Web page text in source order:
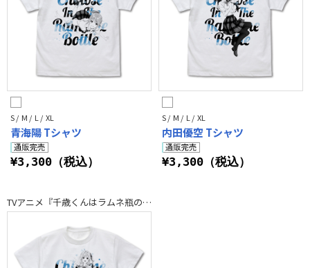
S / M / L / XL
青海陽 Tシャツ
¥3,300（税込）
S / M / L / XL
内田優空 Tシャツ
¥3,300（税込）
TVアニメ『千歳くんはラムネ瓶のなか』